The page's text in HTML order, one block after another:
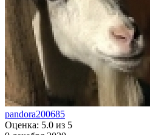
pandora200685
Оценка: 5.0 из 5